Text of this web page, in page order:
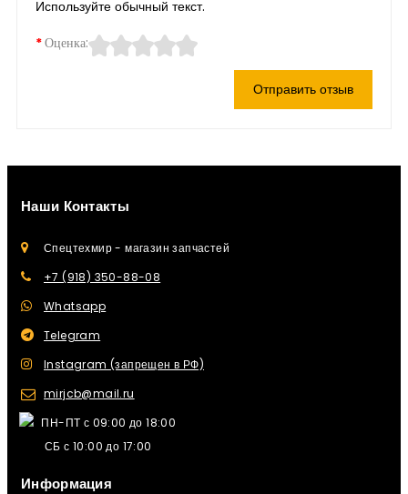
Используйте обычный текст.
Оценка:
Отправить отзыв
Наши Контакты
Спецтехмир - магазин запчастей
+7 (918) 350-88-08
Whatsapp
Telegram
Instagram (запрещен в РФ)
mirjcb@mail.ru
ПН-ПТ с 09:00 до 18:00
СБ с 10:00 до 17:00
Информация